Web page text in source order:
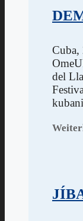
del